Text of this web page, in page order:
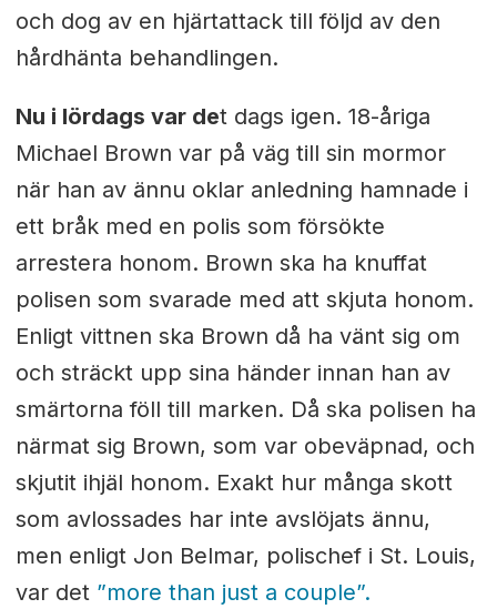
och dog av en hjärtattack till följd av den
hårdhänta behandlingen.
Nu i lördags var det dags igen. 18-åriga
Michael Brown var på väg till sin mormor
när han av ännu oklar anledning hamnade i
ett bråk med en polis som försökte
arrestera honom. Brown ska ha knuffat
polisen som svarade med att skjuta honom.
Enligt vittnen ska Brown då ha vänt sig om
och sträckt upp sina händer innan han av
smärtorna föll till marken. Då ska polisen ha
närmat sig Brown, som var obeväpnad, och
skjutit ihjäl honom. Exakt hur många skott
som avlossades har inte avslöjats ännu,
men enligt Jon Belmar, polischef i St. Louis,
var det ”more than just a couple”.